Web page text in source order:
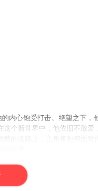
内心饱受打击。绝望之下，
个新世界中，他依旧不敢爱
故事。